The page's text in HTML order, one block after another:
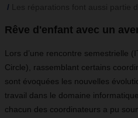
Rêve d'enfant avec un
Lors d’une rencontre semestrielle
Circle), rassemblant certains
sont évoquées les nouvelles
travail dans le domaine
chacun des coordinateurs a pu